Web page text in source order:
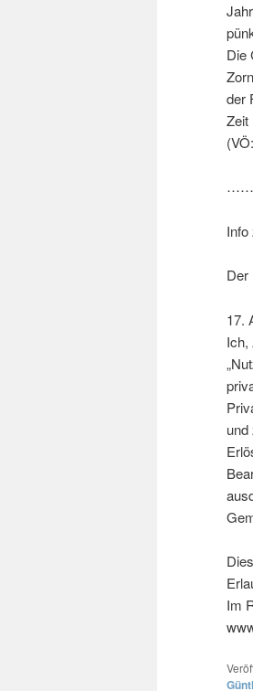
Die
der
Zeit
Der
17.
Ich,
Im